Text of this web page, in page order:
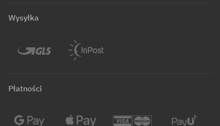
Wysyłka
Płatności